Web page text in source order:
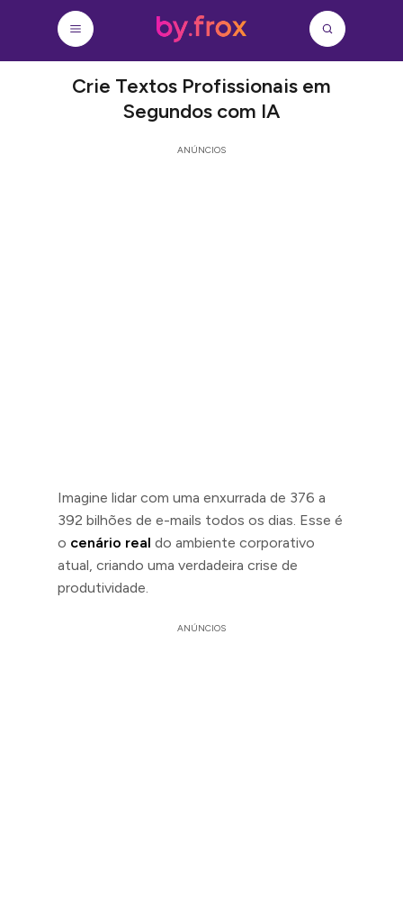
Crie Textos Profissionais em
Segundos com IA
ANÚNCIOS
Imagine lidar com uma enxurrada de 376 a
392 bilhões de e-mails todos os dias. Esse é
o cenário real do ambiente corporativo
atual, criando uma verdadeira crise de
produtividade.
ANÚNCIOS